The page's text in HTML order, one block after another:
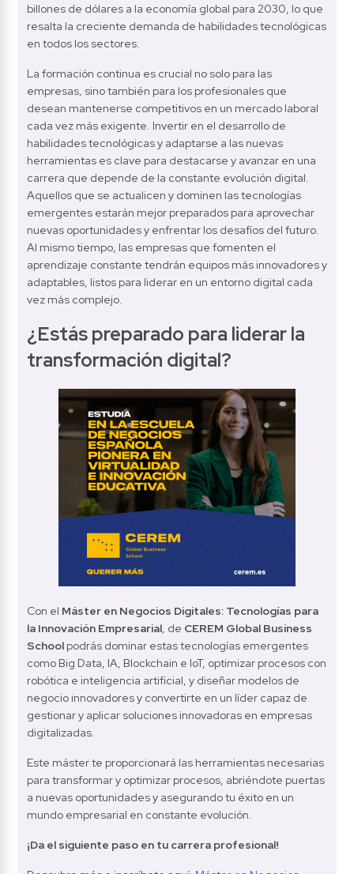
billones de dólares a la economía global para 2030, lo que
resalta la creciente demanda de habilidades tecnológicas
en todos los sectores.
La formación continua es crucial no solo para las
empresas, sino también para los profesionales que
desean mantenerse competitivos en un mercado laboral
cada vez más exigente. Invertir en el desarrollo de
habilidades tecnológicas y adaptarse a las nuevas
herramientas es clave para destacarse y avanzar en una
carrera que depende de la constante evolución digital.
Aquellos que se actualicen y dominen las tecnologías
emergentes estarán mejor preparados para aprovechar
nuevas oportunidades y enfrentar los desafíos del futuro.
Al mismo tiempo, las empresas que fomenten el
aprendizaje constante tendrán equipos más innovadores y
adaptables, listos para liderar en un entorno digital cada
vez más complejo.
¿Estás preparado para liderar la
transformación digital?
Con el Máster en Negocios Digitales: Tecnologías para
la Innovación Empresarial, de CEREM Global Business
School podrás dominar estas tecnologías emergentes
como Big Data, IA, Blockchain e IoT, optimizar procesos con
robótica e inteligencia artificial, y diseñar modelos de
negocio innovadores y convertirte en un líder capaz de
gestionar y aplicar soluciones innovadoras en empresas
digitalizadas.
Este máster te proporcionará las herramientas necesarias
para transformar y optimizar procesos, abriéndote puertas
a nuevas oportunidades y asegurando tu éxito en un
mundo empresarial en constante evolución.
¡Da el siguiente paso en tu carrera profesional!